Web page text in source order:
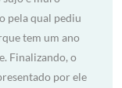
pela qual pediu
tem um ano
Finalizando, o
por ele